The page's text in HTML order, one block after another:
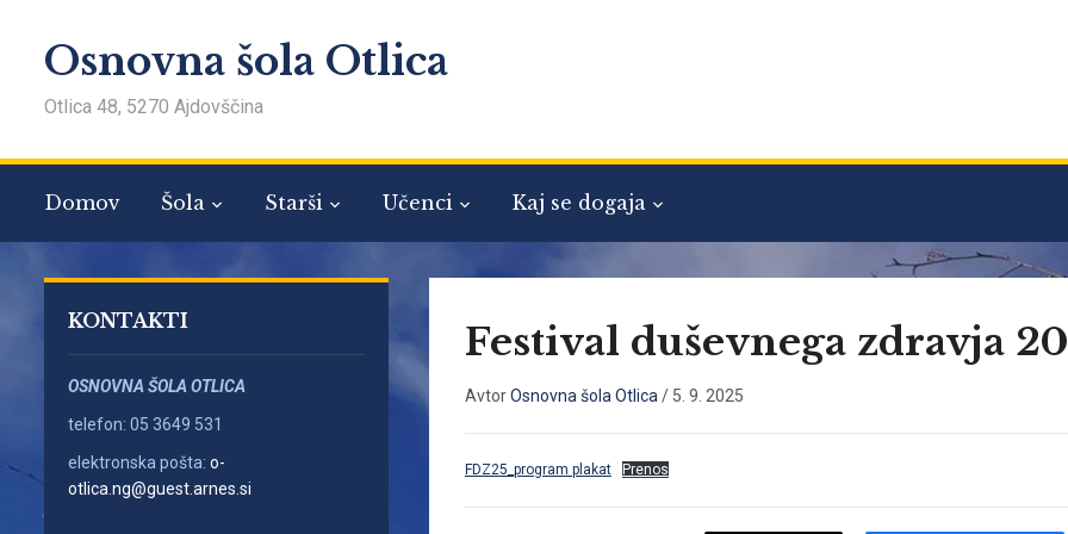
Osnovna šola Otlica
Otlica 48, 5270 Ajdovščina
Domov Šola Starši Učenci Kaj se dogaja
KONTAKTI
OSNOVNA ŠOLA OTLICA
telefon: 05 3649 531
elektronska pošta: o-
otlica.ng@guest.arnes.si
Festival duševnega zdravja
AvtorOsnovna šola Otlica / 5. 9. 2025
FDZ25_program plakat Prenos